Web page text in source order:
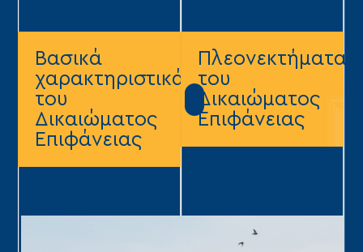
Βασικά
χαρακτηριστικά
του
Δικαιώματος
Επιφάνειας
Πλεονεκτήματα
του
Δικαιώματος
Επιφάνειας